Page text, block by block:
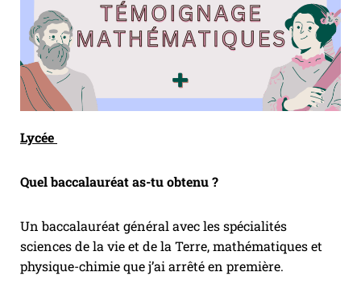
Lycée
Quel baccalauréat as-tu obtenu ?
Un baccalauréat général avec les spécialités
sciences de la vie et de la Terre, mathématiques et
physique-chimie que j’ai arrêté en première.